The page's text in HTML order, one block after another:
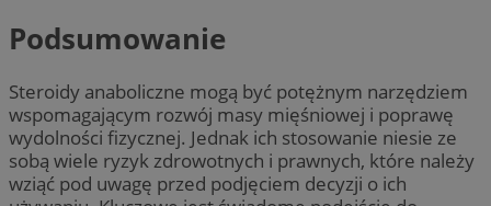
Podsumowanie
Steroidy anaboliczne mogą być potężnym narzędziem
wspomagającym rozwój masy mięśniowej i poprawę
wydolności fizycznej. Jednak ich stosowanie niesie ze
sobą wiele ryzyk zdrowotnych i prawnych, które należy
wziąć pod uwagę przed podjęciem decyzji o ich